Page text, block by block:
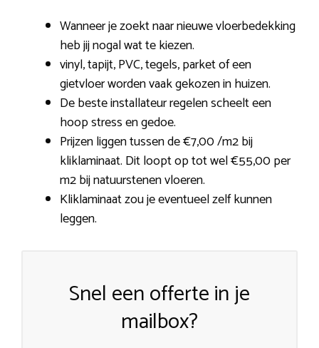
Wanneer je zoekt naar nieuwe vloerbedekking
heb jij nogal wat te kiezen.
vinyl, tapijt, PVC, tegels, parket of een
gietvloer worden vaak gekozen in huizen.
De beste installateur regelen scheelt een
hoop stress en gedoe.
Prijzen liggen tussen de €7,00 /m2 bij
kliklaminaat. Dit loopt op tot wel €55,00 per
m2 bij natuurstenen vloeren.
Kliklaminaat zou je eventueel zelf kunnen
leggen.
Snel een offerte in je
mailbox?